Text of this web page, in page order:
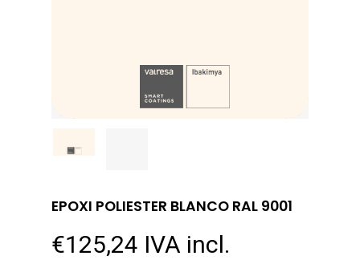
EPOXI POLIESTER BLANCO RAL 9001
€125,24 IVA incl.